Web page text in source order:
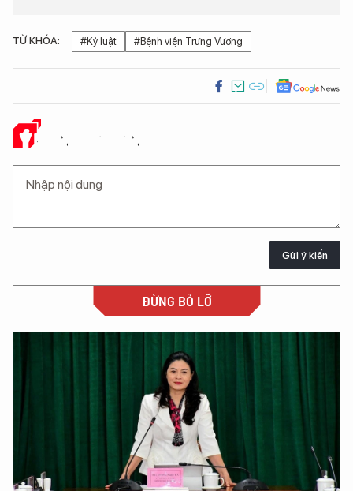
TỪ KHÓA: #Kỷ luật #Bệnh viện Trưng Vương
Ý KIẾN CỦA BẠN
Gửi ý kiến
ĐỪNG BỎ LỠ